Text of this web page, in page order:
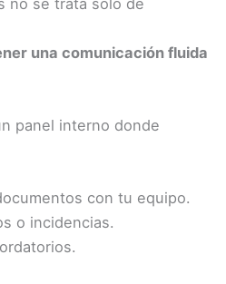
una comunicación fluida
panel interno donde
con tu equipo.
o incidencias.